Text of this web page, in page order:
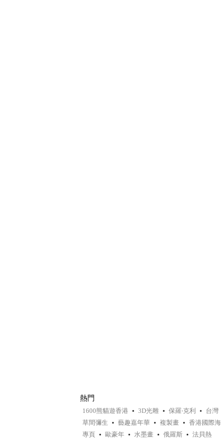
熱門
1600熊貓遊香港 3D光雕 保羅‧克利 台灣
草間彌生
藝趣嘉年華 複製畫 香港國際
專頁
歐豪年 水墨畫 俄羅斯 法貝熱